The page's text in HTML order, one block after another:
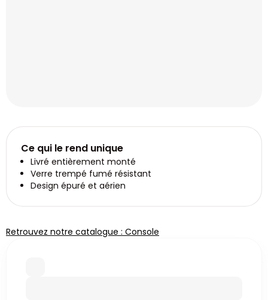
Ce qui le rend unique
Livré entièrement monté
Verre trempé fumé résistant
Design épuré et aérien
Retrouvez notre catalogue : Console